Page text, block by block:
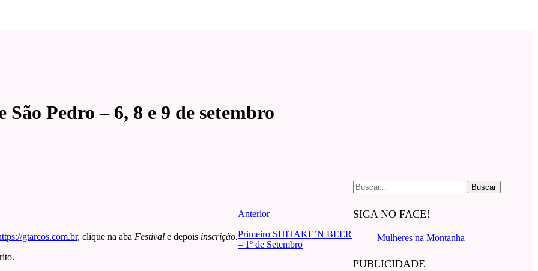
Pedro – 6, 8 e 9 de setembro
gtarcos.com.br, clique na aba Festival e depois inscrição.
Buscar
por:
SIGA NO FACE!
Mulheres na Montanha
PUBLICIDADE
Anterior
Primeiro SHITAKE’N BEER
– 1º de Setembro